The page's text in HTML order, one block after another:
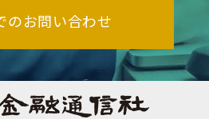
のお問い合わせ